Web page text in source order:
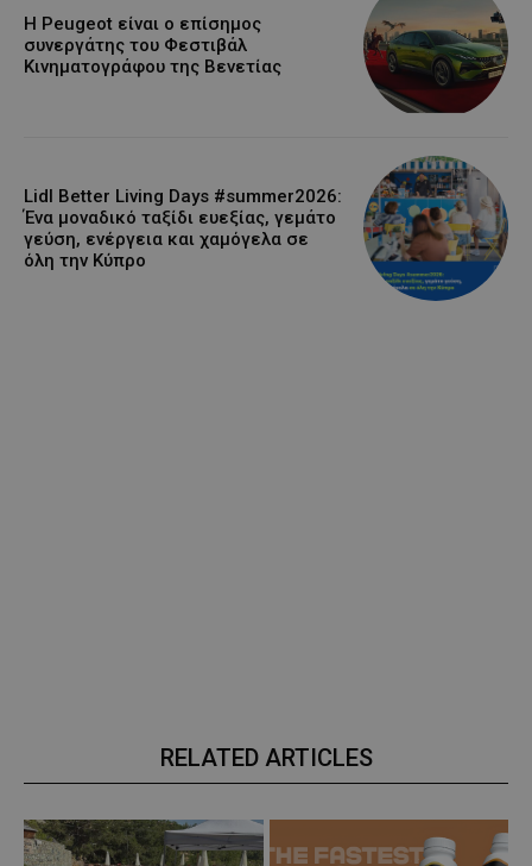
Η Peugeot είναι ο επίσημος
συνεργάτης του Φεστιβάλ
Κινηματογράφου της Βενετίας
Lidl Better Living Days #summer2026:
Ένα μοναδικό ταξίδι ευεξίας, γεμάτο
γεύση, ενέργεια και χαμόγελα σε
όλη την Κύπρο
RELATED ARTICLES